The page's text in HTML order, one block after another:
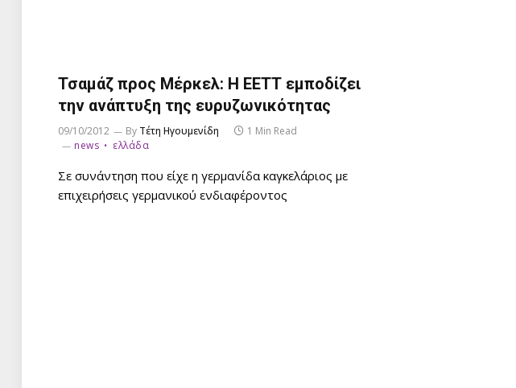
Τσαμάζ προς Μέρκελ: Η ΕΕΤΤ εμποδίζει
την ανάπτυξη της ευρυζωνικότητας
09/10/2012 By Τέτη Ηγουμενίδη
1 Min Read
news
ελλάδα
Σε συνάντηση που είχε η γερμανίδα καγκελάριος με
επιχειρήσεις γερμανικού ενδιαφέροντος